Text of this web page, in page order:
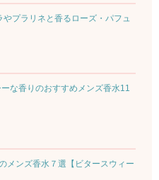
やプラリネと香るローズ・パフュ
な香りのおすすめメンズ香水11
メンズ香水７選【ビタースウィー